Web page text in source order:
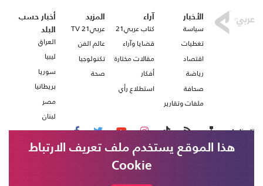
الأخبار
سياسة
تغطيات
اقتصاد
رياضة
صحافة
ملفات وتقارير
آراء
كتاب عربي21
قضايا وآراء
مقالات مختارة
أفكار
استطلاع رأي
المزيد
عربي21 TV
عالم الفن
تكنولوجيا
صحة
أخبار حسب
البلد
العراق
ليبيا
سوريا
بريطانيا
مصر
لبنان
تابعنا على
هذا الموقع يستخدم ملف تعريف الارتباط
Cookie